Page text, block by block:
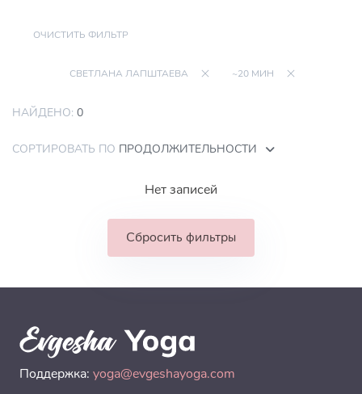
ОЧИСТИТЬ ФИЛЬТР
СВЕТЛАНА ЛАПШТАЕВА ~20 МИН
НАЙДЕНО: 0
СОРТИРОВАТЬ ПО ПРОДОЛЖИТЕЛЬНОСТИ
Нет записей
Сбросить фильтры
Поддержка: yoga@evgeshayoga.com